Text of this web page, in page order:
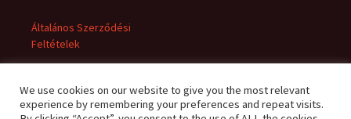
Általános Szerződési
Feltételek
We use cookies on our website to give you the most relevant
experience by remembering your preferences and repeat visits.